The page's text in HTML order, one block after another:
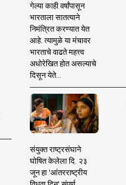
गेल्या काही वर्षांपासून
भारताला सातत्याने
निमंत्रित करण्यात येत
आहे. त्यामुळे या मंचावर
भारताचे वाढते महत्त्व
अधोरेखित होत असल्याचे
दिसून येते...
संयुक्त राष्ट्रसंघाने
घोषित केलेला दि. २३
जून हा 'आंतरराष्ट्रीय